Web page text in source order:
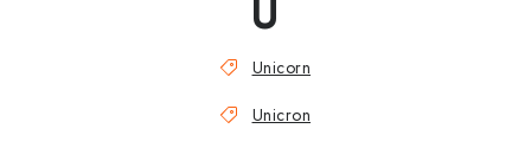
U
Unicorn
Unicron